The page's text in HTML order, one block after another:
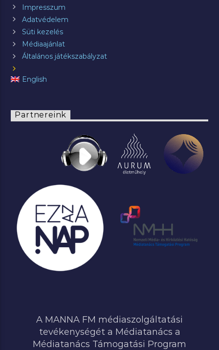
Impresszum
Adatvédelem
Süti kezelés
Médiaajánlat
Általános játékszabályzat
English
Partnereink
A MANNA FM médiaszolgáltatási
tevékenységét a Médiatanács a
Médiatanács Támogatási Program